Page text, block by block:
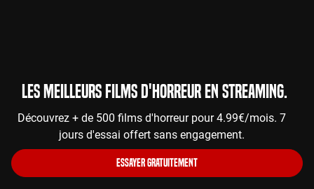
Les meilleurs films d'horreur en streaming.
Découvrez + de 500 films d'horreur pour 4.99€/mois. 7
jours d'essai offert sans engagement.
ESSAYER GRATUITEMENT